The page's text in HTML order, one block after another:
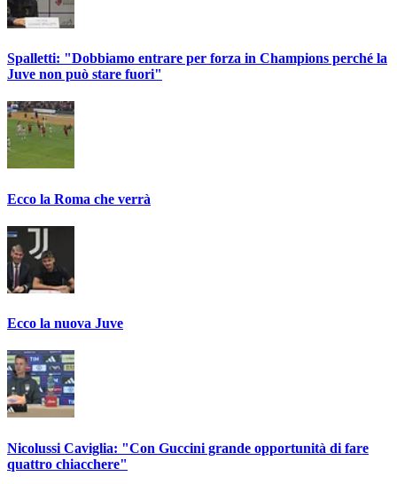
Spalletti: "Dobbiamo entrare per forza in Champions perché la
Juve non può stare fuori"
Ecco la Roma che verrà
Ecco la nuova Juve
Nicolussi Caviglia: "Con Guccini grande opportunità di fare
quattro chiacchere"